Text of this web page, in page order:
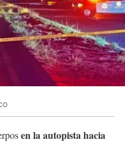
en la autopista hacia